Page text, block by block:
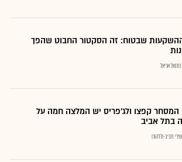
שבטוח: זה הסקטור החבוט שהפך
נתנאל אריאל
המסחר קפצו ולג'פריס יש המלצה חמה על
בתל אביב
שירי חביב-ולדהורן